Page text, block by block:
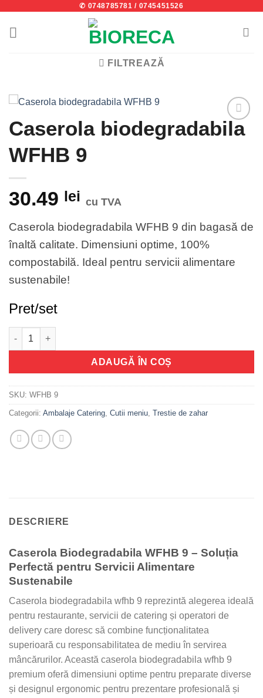
content
✆ 0748785781 / 0745451526
FILTREAZĂ
Add to
Caserola biodegradabila
WFHB 9
30.49 lei cu TVA
Caserola biodegradabila WFHB 9 din bagasă de
înaltă calitate. Dimensiuni optime, 100%
compostabilă. Ideal pentru servicii alimentare
sustenabile!
Pret/set
Cantitate Caserola biodegradabila WFHB 9
ADAUGĂ ÎN COȘ
SKU: WFHB 9
Categorii: Ambalaje Catering Cutii meniu Trestie de zahar
DESCRIERE
Caserola Biodegradabila WFHB 9 – Soluția
Perfectă pentru Servicii Alimentare
Sustenabile
Caserola biodegradabila wfhb 9 reprezintă alegerea ideală
pentru restaurante, servicii de catering și operatori de
delivery care doresc să combine funcționalitatea
superioară cu responsabilitatea de mediu în servirea
mâncărurilor. Această caserola biodegradabila wfhb 9
premium oferă dimensiuni optime pentru preparate diverse
și designul ergonomic pentru prezentare profesională și